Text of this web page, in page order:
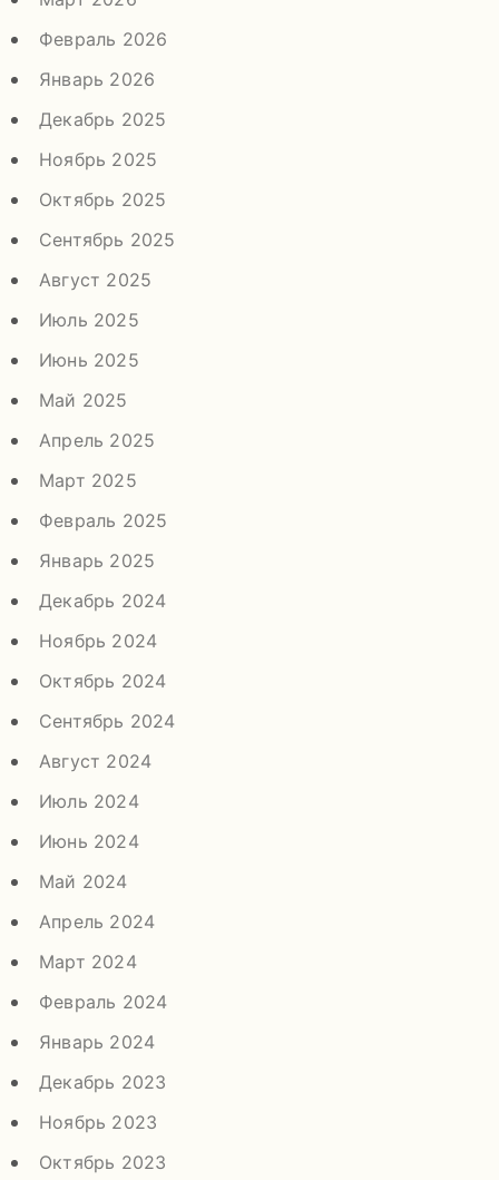
Февраль 2026
Январь 2026
Декабрь 2025
Ноябрь 2025
Октябрь 2025
Сентябрь 2025
Август 2025
Июль 2025
Июнь 2025
Май 2025
Апрель 2025
Март 2025
Февраль 2025
Январь 2025
Декабрь 2024
Ноябрь 2024
Октябрь 2024
Сентябрь 2024
Август 2024
Июль 2024
Июнь 2024
Май 2024
Апрель 2024
Март 2024
Февраль 2024
Январь 2024
Декабрь 2023
Ноябрь 2023
Октябрь 2023